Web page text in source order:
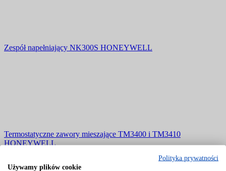
Zespół napełniający NK300S HONEYWELL
Termostatyczne zawory mieszające TM3400 i TM3410
HONEYWELL
Polityka prywatności
Używamy plików cookie